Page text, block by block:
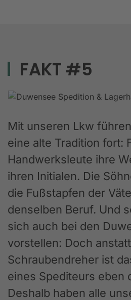
FAKT #5
Mit unseren Lkw
eine alte Tradition fort:
Handwerksleute ihre
ihren Initialen. Die
die Fußstapfen der
denselben Beruf. Und
sich auch bei den
vorstellen: Doch
Schraubendreher ist
eines Spediteurs eben
Deshalb haben alle